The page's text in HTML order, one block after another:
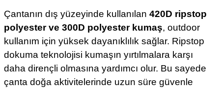
Çantanın dış yüzeyinde kullanılan 420D ripstop
polyester ve 300D polyester kumaş, outdoor
kullanım için yüksek dayanıklılık sağlar. Ripstop
dokuma teknolojisi kumaşın yırtılmalara karşı
daha dirençli olmasına yardımcı olur. Bu sayede
çanta doğa aktivitelerinde uzun süre güvenle